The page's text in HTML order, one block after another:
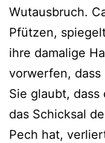
Wutausbruch.
Pfützen,
ihre damalige
vorwerfen, dass
Sie glaubt,
das Schicksal
Pech hat,